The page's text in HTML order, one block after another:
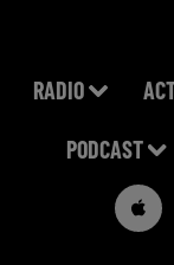
RADIO
PODCAST